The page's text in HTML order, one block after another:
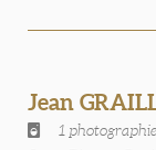
Jean
1 photographie